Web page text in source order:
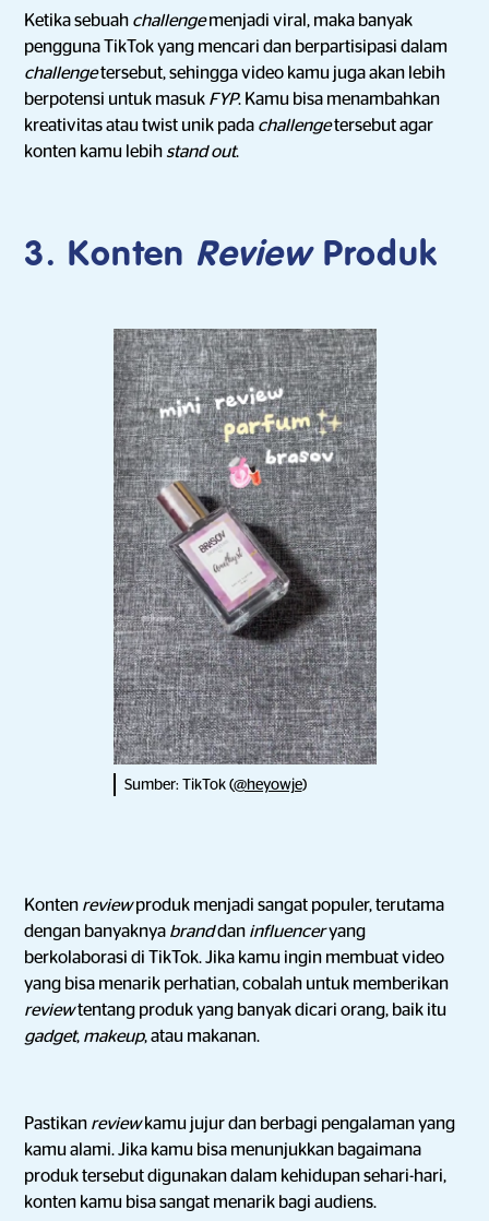
Ketika sebuah challengemenjadi viral, maka banyak
pengguna TikTok yang mencari dan berpartisipasi dalam
challengetersebut, sehingga video kamu juga akan lebih
berpotensi untuk masuk FYP. Kamu bisa menambahkan
kreativitas atau twist unik pada challengetersebut agar
konten kamu lebih stand out.
3. Konten Review Produk
Sumber: TikTok (@heyowje)
Konten reviewproduk menjadi sangat populer, terutama
dengan banyaknya branddan influenceryang
berkolaborasi di TikTok. Jika kamu ingin membuat video
yang bisa menarik perhatian, cobalah untuk memberikan
reviewtentang produk yang banyak dicari orang, baik itu
gadget, makeup, atau makanan.
Pastikan reviewkamu jujur dan berbagi pengalaman yang
kamu alami. Jika kamu bisa menunjukkan bagaimana
produk tersebut digunakan dalam kehidupan sehari-hari,
konten kamu bisa sangat menarik bagi audiens.